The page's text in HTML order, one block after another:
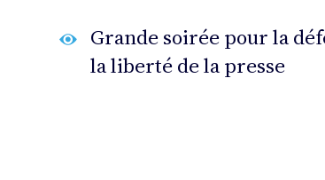
Grande soirée pour la
la liberté de la presse